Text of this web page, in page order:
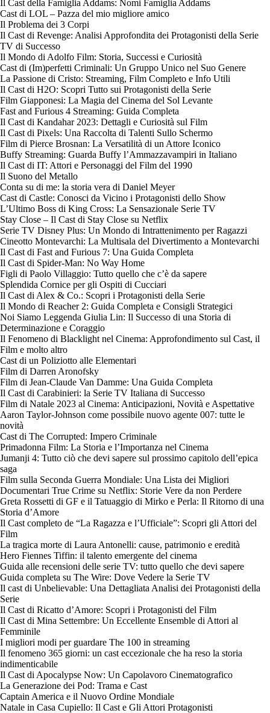
Il Cast della Famiglia Addams: Nomi Famiglia Addams
Cast di LOL – Pazza del mio migliore amico
Il Problema dei 3 Corpi
Il Cast di Revenge: Analisi Approfondita dei Protagonisti della Serie
TV di Successo
Il Mondo di Adolfo Film: Storia, Successi e Curiosità
Cast di (Im)perfetti Criminali: Un Gruppo Unico nel Suo Genere
La Passione di Cristo: Streaming, Film Completo e Info Utili
Il Cast di H2O: Scopri Tutto sui Protagonisti della Serie
Film Giapponesi: La Magia del Cinema del Sol Levante
Fast and Furious 4 Streaming: Guida Completa
Il Cast di Kandahar 2023: Dettagli e Curiosità sul Film
Il Cast di Pixels: Una Raccolta di Talenti Sullo Schermo
Film di Pierce Brosnan: La Versatilità di un Attore Iconico
Buffy Streaming: Guarda Buffy l’Ammazzavampiri in Italiano
Il Cast di IT: Attori e Personaggi del Film del 1990
Il Suono del Metallo
Conta su di me: la storia vera di Daniel Meyer
Cast di Castle: Conosci da Vicino i Protagonisti dello Show
L’Ultimo Boss di King Cross: La Sensazionale Serie TV
Stay Close – Il Cast di Stay Close su Netflix
Serie TV Disney Plus: Un Mondo di Intrattenimento per Ragazzi
Cineotto Montevarchi: La Multisala del Divertimento a Montevarchi
Il Cast di Fast and Furious 7: Una Guida Completa
Il Cast di Spider-Man: No Way Home
Figli di Paolo Villaggio: Tutto quello che c’è da sapere
Splendida Cornice per gli Ospiti di Cucciari
Il Cast di Alex & Co.: Scopri i Protagonisti della Serie
Il Mondo di Reacher 2: Guida Completa e Consigli Strategici
Noi Siamo Leggenda Giulia Lin: Il Successo di una Storia di
Determinazione e Coraggio
Il Fenomeno di Blacklight nel Cinema: Approfondimento sul Cast, il
Film e molto altro
Cast di un Poliziotto alle Elementari
Film di Darren Aronofsky
Film di Jean-Claude Van Damme: Una Guida Completa
Il Cast di Carabinieri: la Serie TV Italiana di Successo
Film di Natale 2023 al Cinema: Anticipazioni, Novità e Aspettative
Aaron Taylor-Johnson come possibile nuovo agente 007: tutte le
novità
Cast di The Corrupted: Impero Criminale
Primadonna Film: La Storia e l’Importanza nel Cinema
Jumanji 4: Tutto ciò che devi sapere sul prossimo capitolo dell’epica
saga
Film sulla Seconda Guerra Mondiale: Una Lista dei Migliori
Documentari True Crime su Netflix: Storie Vere da non Perdere
Greta Rossetti di GF e il Tatuaggio di Mirko e Perla: Il Ritorno di una
Storia d’Amore
Il Cast completo de “La Ragazza e l’Ufficiale”: Scopri gli Attori del
Film
La tragica morte di Laura Antonelli: cause, patrimonio e eredità
Hero Fiennes Tiffin: il talento emergente del cinema
Guida alle recensioni delle serie TV: tutto quello che devi sapere
Guida completa su The Wire: Dove Vedere la Serie TV
Il cast di Unbelievable: Una Dettagliata Analisi dei Protagonisti della
Serie
Il Cast di Ricatto d’Amore: Scopri i Protagonisti del Film
Il Cast di Mina Settembre: Un Eccellente Ensemble di Attori al
Femminile
I migliori modi per guardare The 100 in streaming
Il fenomeno 365 giorni: un cast eccezionale che ha reso la storia
indimenticabile
Il Cast di Apocalypse Now: Un Capolavoro Cinematografico
La Generazione dei Pod: Trama e Cast
Captain America e il Nuovo Ordine Mondiale
Natale in Casa Cupiello: Il Cast e Gli Attori Protagonisti